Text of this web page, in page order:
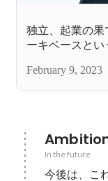
独立、起業の果
ーキベースと
February 9, 2023
In the future
今後は、こ